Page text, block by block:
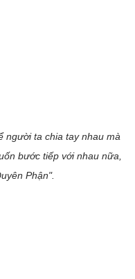
người ta chia tay nhau mà
bước tiếp với nhau nữa,
Phận".